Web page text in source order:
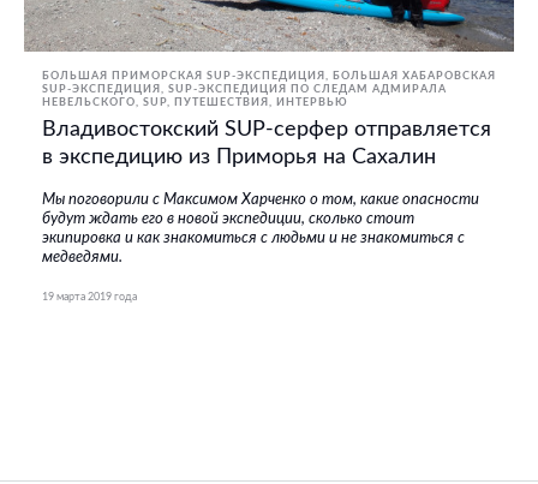
БОЛЬШАЯ ПРИМОРСКАЯ SUP-ЭКСПЕДИЦИЯ
БОЛЬШАЯ ХАБАРОВСКАЯ
SUP-ЭКСПЕДИЦИЯ
SUP-ЭКСПЕДИЦИЯ ПО СЛЕДАМ АДМИРАЛА
НЕВЕЛЬСКОГО
SUP ПУТЕШЕСТВИЯ ИНТЕРВЬЮ
Владивостокский SUP-серфер отправляется
в экспедицию из Приморья на Сахалин
Мы поговорили с Максимом Харченко о том, какие опасности
будут ждать его в новой экспедиции, сколько стоит
экипировка и как знакомиться с людьми и не знакомиться с
медведями.
19 марта 2019 года